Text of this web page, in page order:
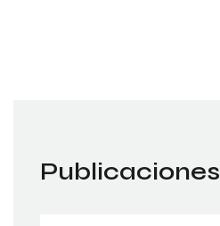
Publicaciones